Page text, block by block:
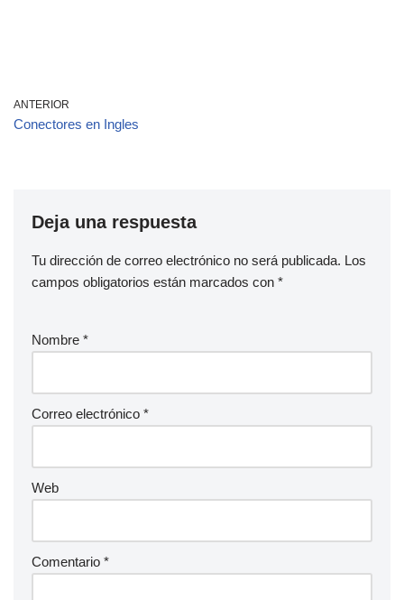
ANTERIOR
Conectores en Ingles
Deja una respuesta
Tu dirección de correo electrónico no será publicada. Los
campos obligatorios están marcados con *
Nombre *
Correo electrónico *
Web
Comentario *